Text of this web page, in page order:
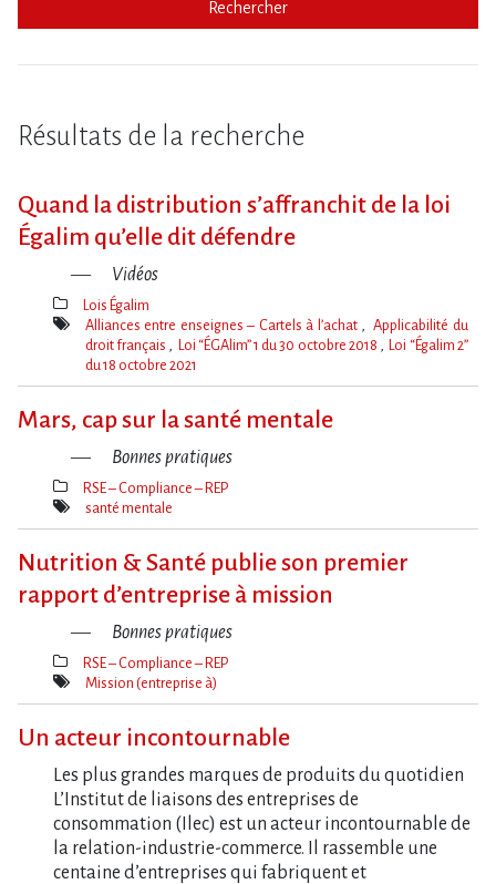
Rechercher
Résultats de la recherche
Quand la distribution s’affranchit de la loi
Égalim qu’elle dit défendre
Vidéos
Thèmes(s)
Lois Égalim
Mot(s)-
Alliances entre enseignes – Cartels à l’achat
Applicabilité du
droit français
Loi “ÉGAlim” 1 du 30 octobre 2018
Loi “Égalim 2”
du 18 octobre 2021
Mars, cap sur la santé mentale
Bonnes pratiques
Thèmes(s)
RSE – Compliance – REP
Mot(s)-
santé mentale
Nutrition & Santé publie son premier
rapport d’entreprise à mission
Bonnes pratiques
Thèmes(s)
RSE – Compliance – REP
Mot(s)-
Mission (entreprise à)
Un acteur incontournable
Les plus grandes marques de produits du quotidien
L’Institut de liaisons des entreprises de
consommation (Ilec) est un acteur incontournable de
la relation-industrie-commerce. Il rassemble une
centaine d’entreprises qui fabriquent et